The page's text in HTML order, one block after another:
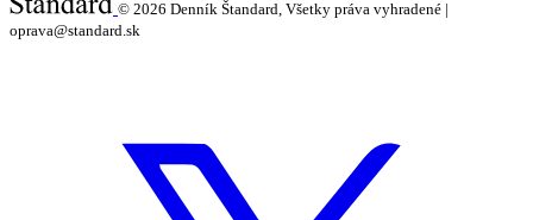
© 2026 Denník Štandard, Všetky práva vyhradené |
oprava@standard.sk